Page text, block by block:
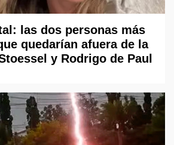
las dos personas más
quedarían afuera de la
y Rodrigo de Paul